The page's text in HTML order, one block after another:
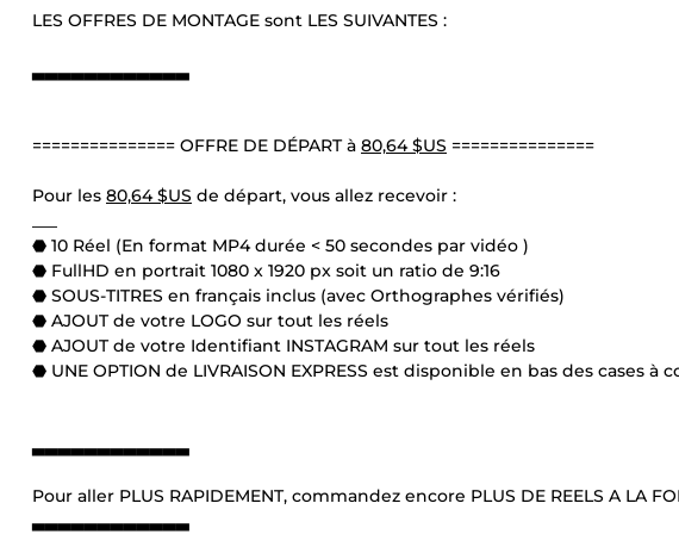
LES OFFRES DE MONTAGE sont LES SUIVANTES :
▃▃▃▃▃▃▃▃▃▃▃▃
=============== OFFRE DE DÉPART à 80,64 $US ===============
Pour les 80,64 $US de départ, vous allez recevoir :
⬣ 10 Réel (En format MP4 durée < 50 secondes par vidéo )
⬣ FullHD en portrait 1080 x 1920 px soit un ratio de 9:16
⬣ SOUS-TITRES en français inclus (avec Orthographes vérifiés)
⬣ AJOUT de votre LOGO sur tout les réels
⬣ AJOUT de votre Identifiant INSTAGRAM sur tout les réels
⬣ UNE OPTION de LIVRAISON EXPRESS est disponible en bas des cases à
▃▃▃▃▃▃▃▃▃▃▃▃
Pour aller PLUS RAPIDEMENT, commandez encore PLUS DE REELS A LA
▃▃▃▃▃▃▃▃▃▃▃▃